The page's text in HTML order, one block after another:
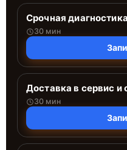
Срочная диагностика
30 мин
Доставка в сервис и
30 мин